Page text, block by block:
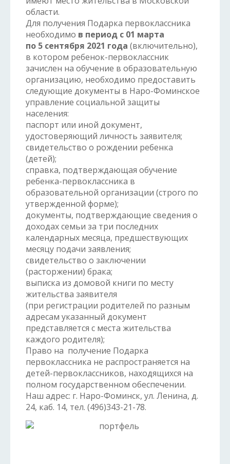
области.
Для получения Подарка первоклассника
необходимо в период с 01 марта
по 5 сентября 2021 года (включительно),
в котором ребенок-первоклассник
зачислен на обучение в образовательную
организацию, необходимо предоставить
следующие документы в Наро-Фоминское
управление социальной защиты
населения:
паспорт или иной документ,
удостоверяющий личность заявителя;
свидетельство о рождении ребенка
(детей);
справка, подтверждающая обучение
ребенка-первоклассника в
образовательной организации (строго по
утвержденной форме);
документы, подтверждающие сведения о
доходах семьи за три последних
календарных месяца, предшествующих
месяцу подачи заявления;
свидетельство о заключении
(расторжении) брака;
выписка из домовой книги по месту
жительства заявителя
(при регистрации родителей по разным
адресам указанный документ
представляется с места жительства
каждого родителя);
Право на получение Подарка
первоклассника не распространяется на
детей-первоклассников, находящихся на
полном государственном обеспечении.
Наш адрес: г. Наро-Фоминск, ул. Ленина, д.
24, каб. 14, тел. (496)343-21-78.